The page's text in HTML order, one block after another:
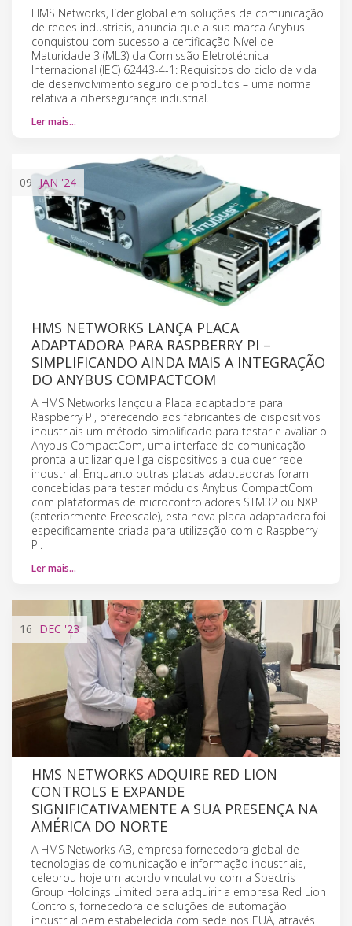
HMS Networks, líder global em soluções de comunicação
de redes industriais, anuncia que a sua marca Anybus
conquistou com sucesso a certificação Nível de
Maturidade 3 (ML3) da Comissão Eletrotécnica
Internacional (IEC) 62443-4-1: Requisitos do ciclo de vida
de desenvolvimento seguro de produtos – uma norma
relativa a cibersegurança industrial.
Ler mais…
09 JAN '24
HMS NETWORKS LANÇA PLACA
ADAPTADORA PARA RASPBERRY PI –
SIMPLIFICANDO AINDA MAIS A INTEGRAÇÃO
DO ANYBUS COMPACTCOM
A HMS Networks lançou a Placa adaptadora para
Raspberry Pi, oferecendo aos fabricantes de dispositivos
industriais um método simplificado para testar e avaliar o
Anybus CompactCom, uma interface de comunicação
pronta a utilizar que liga dispositivos a qualquer rede
industrial. Enquanto outras placas adaptadoras foram
concebidas para testar módulos Anybus CompactCom
com plataformas de microcontroladores STM32 ou NXP
(anteriormente Freescale), esta nova placa adaptadora foi
especificamente criada para utilização com o Raspberry
Pi.
Ler mais…
16 DEC '23
HMS NETWORKS ADQUIRE RED LION
CONTROLS E EXPANDE
SIGNIFICATIVAMENTE A SUA PRESENÇA NA
AMÉRICA DO NORTE
A HMS Networks AB, empresa fornecedora global de
tecnologias de comunicação e informação industriais,
celebrou hoje um acordo vinculativo com a Spectris
Group Holdings Limited para adquirir a empresa Red Lion
Controls, fornecedora de soluções de automação
industrial bem estabelecida com sede nos EUA, através